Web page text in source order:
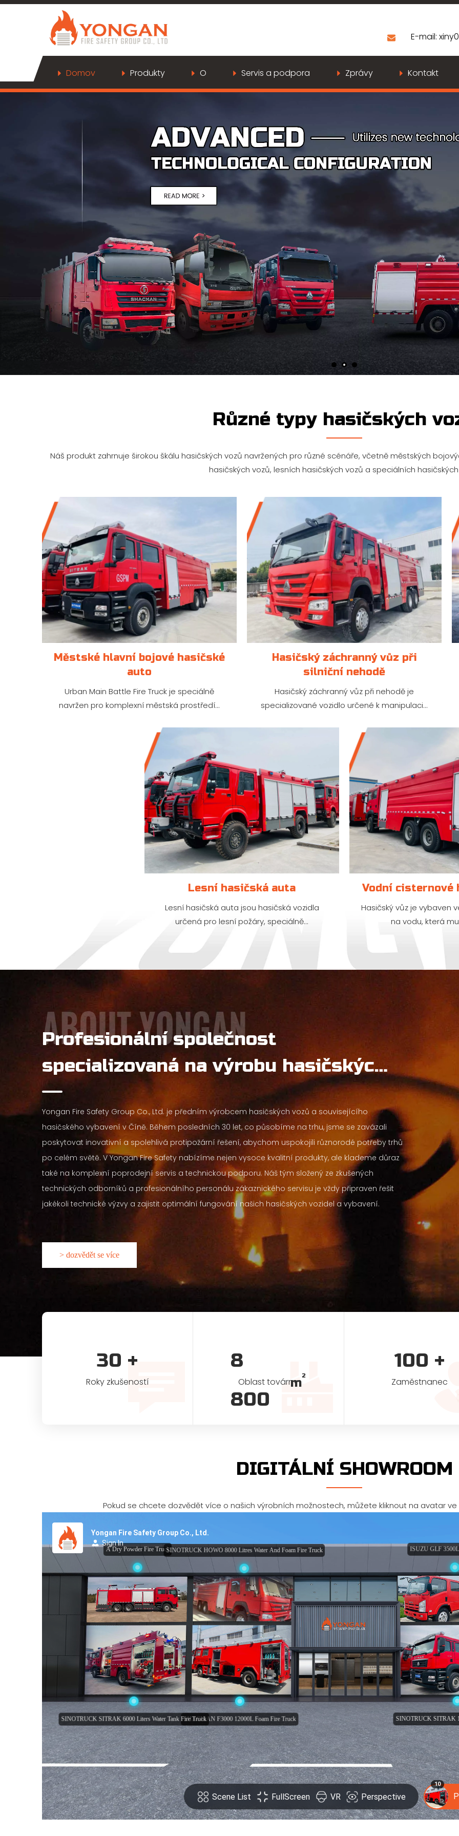
E-mail:
Domov Produkty O Servis a podpora Zprávy Kontakt
Různé typy hasičských
Náš produkt zahrnuje širokou škálu hasičských vozů navržených pro různé scénáře, včetně městských
hasičských vozů, lesních hasičských vozů a speciálních
Městské hlavní bojové hasičské
auto
Urban Main Battle Fire Truck je speciálně
navržen pro komplexní městská prostředí...
Hasičský záchranný vůz při
silniční nehodě
Hasičský záchranný vůz při nehodě je
specializované vozidlo určené k manipulaci...
Lesní hasičská auta
Lesní hasičská auta jsou hasičská vozidla
určená pro lesní požáry, speciálně...
Vodní cisternové
Hasičský vůz je vybaven
na vodu, která
Profesionální společnost
specializovaná na výrobu hasičských
vozů
Yongan Fire Safety Group Co., Ltd. je předním výrobcem hasičských vozů a souvisejícího
hasičského vybavení v Číně. Během posledních 30 let, co působíme na trhu, jsme se zavázali
poskytovat inovativní a spolehlivá protipožární řešení, abychom uspokojili různorodé potřeby trhů
po celém světě. V Yongan Fire Safety nabízíme nejen vysoce kvalitní produkty, ale klademe důraz
také na komplexní poprodejní servis a technickou podporu. Náš tým složený ze zkušených
technických odborníků a profesionálního personálu zákaznického servisu je vždy připraven řešit
jakékoli technické výzvy a zajistit optimální fungování našich hasičských vozidel a vybavení.
> dozvědět se více
30 +
Roky zkušeností
8
800
m2
Oblast továrny
100 +
Zaměstnanec
DIGITÁLNÍ SHOWROOM
Pokud se chcete dozvědět více o našich výrobních možnostech, můžete kliknout na avatar